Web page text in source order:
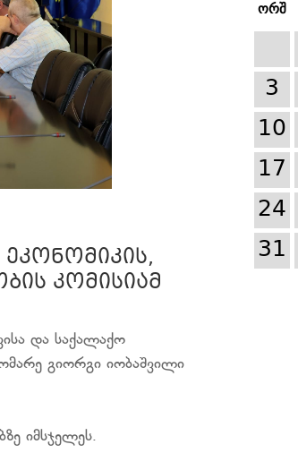
კომისიამ
და საქალაქო
გიორგი იობაშვილი
იმსჯელეს.
ორშ
3
10
17
24
31